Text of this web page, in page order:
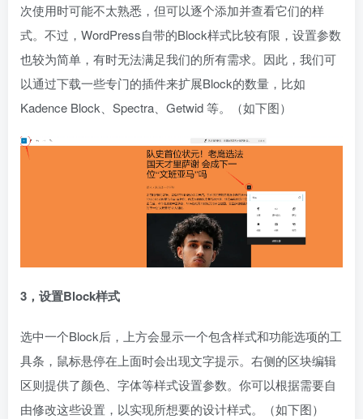
次使用时可能不太熟悉，但可以逐个添加并查看它们的样
式。不过，WordPress自带的Block样式比较有限，设置参数
也较为简单，有时无法满足我们的所有需求。因此，我们可
以通过下载一些专门的插件来扩展Block的数量，比如
Kadence Block、Spectra、Getwid 等。（如下图）
3，设置Block样式
选中一个Block后，上方会显示一个包含样式和功能选项的工
具条，鼠标悬停在上面时会出现文字提示。右侧的区块编辑
区则提供了颜色、字体等样式设置参数。你可以根据需要自
由修改这些设置，以实现所想要的设计样式。（如下图）